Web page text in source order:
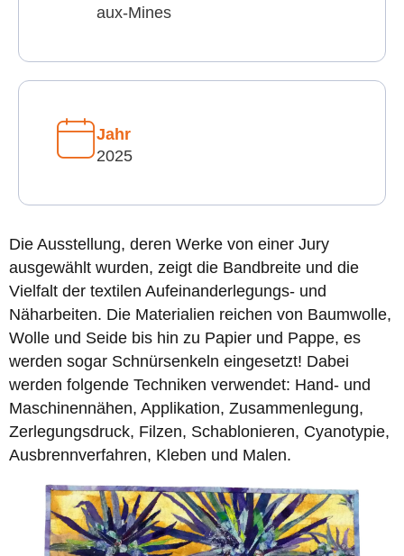
aux-Mines
Jahr
2025
Die Ausstellung, deren Werke von einer Jury
ausgewählt wurden, zeigt die Bandbreite und die
Vielfalt der textilen Aufeinanderlegungs- und
Näharbeiten. Die Materialien reichen von Baumwolle,
Wolle und Seide bis hin zu Papier und Pappe, es
werden sogar Schnürsenkeln eingesetzt! Dabei
werden folgende Techniken verwendet: Hand- und
Maschinennähen, Applikation, Zusammenlegung,
Zerlegungsdruck, Filzen, Schablonieren, Cyanotypie,
Ausbrennverfahren, Kleben und Malen.